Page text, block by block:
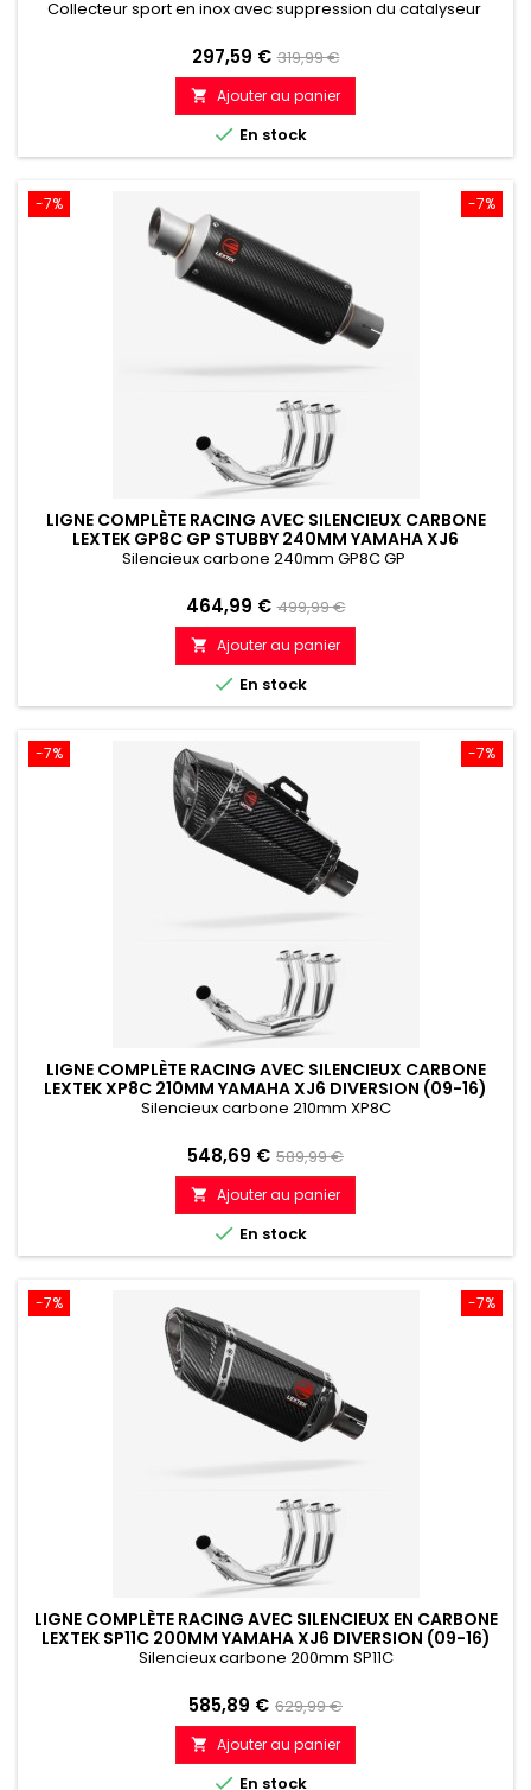
Collecteur sport en inox avec suppression du catalyseur
Prix
297,59 € Prix
de
référence
319,99 €
 Ajouter au panier
 En stock
-7%
-7%
LIGNE COMPLÈTE RACING AVEC SILENCIEUX CARBONE
LEXTEK GP8C GP STUBBY 240MM YAMAHA XJ6
DIVERSION (09-16)
Silencieux carbone 240mm GP8C GP
Prix
464,99 € Prix
de
référence
499,99 €
 Ajouter au panier
 En stock
-7%
-7%
LIGNE COMPLÈTE RACING AVEC SILENCIEUX CARBONE
LEXTEK XP8C 210MM YAMAHA XJ6 DIVERSION (09-16)
Silencieux carbone 210mm XP8C
Prix
548,69 € Prix
de
référence
589,99 €
 Ajouter au panier
 En stock
-7%
-7%
LIGNE COMPLÈTE RACING AVEC SILENCIEUX EN CARBONE
LEXTEK SP11C 200MM YAMAHA XJ6 DIVERSION (09-16)
Silencieux carbone 200mm SP11C
Prix
585,89 € Prix
de
référence
629,99 €
 Ajouter au panier
 En stock